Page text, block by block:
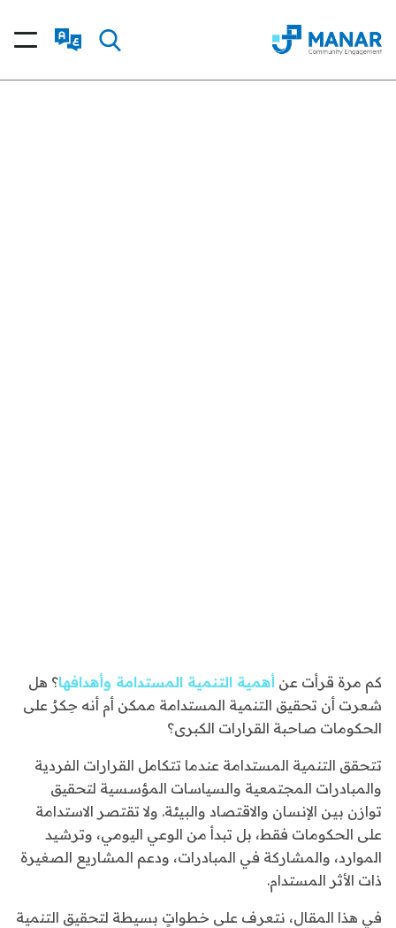
كم مرة قرأت عن أهمية التنمية المستدامة وأهدافها؟ هل
شعرت أن تحقيق التنمية المستدامة ممكن أم أنه حِكرٌ على
الحكومات صاحبة القرارات الكبرى؟
تتحقق التنمية المستدامة عندما تتكامل القرارات الفردية
والمبادرات المجتمعية والسياسات المؤسسية لتحقيق
توازن بين الإنسان والاقتصاد والبيئة. ولا تقتصر الاستدامة
على الحكومات فقط، بل تبدأ من الوعي اليومي، وترشيد
الموارد، والمشاركة في المبادرات، ودعم المشاريع الصغيرة
ذات الأثر المستدام.
في هذا المقال، نتعرف على خطواتٍ بسيطة لتحقيق التنمية